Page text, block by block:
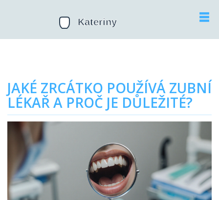
JAKÉ ZRCÁTKO POUŽÍVÁ ZUBNÍ
LÉKAŘ A PROČ JE DŮLEŽITÉ?